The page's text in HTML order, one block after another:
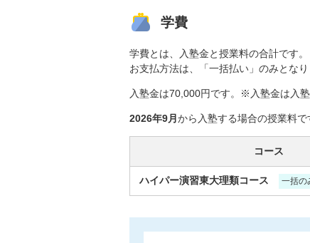
学費
学費とは、入塾金と授業料の合計です。
お支払方法は、「一括払い」のみとなり
入塾金は70,000円です。※入塾金は入
2026年9月 から入塾する場合の授業料で
コース
ハイパー演習東大理類コース 一括の